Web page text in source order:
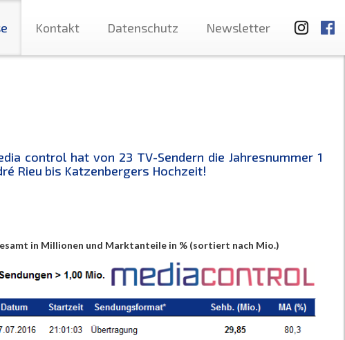
Kontakt Datenschutz Newsletter
control hat von 23 TV-Sendern die Jahresnummer 1
Rieu bis Katzenbergers Hochzeit!
in Millionen und Marktanteile in % (sortiert nach Mio.)